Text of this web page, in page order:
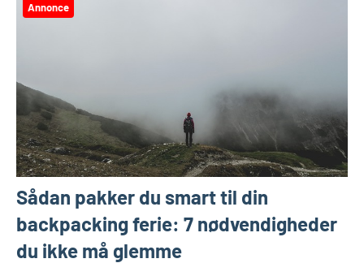
Annonce
Sådan pakker du smart til din
backpacking ferie: 7 nødvendigheder
du ikke må glemme